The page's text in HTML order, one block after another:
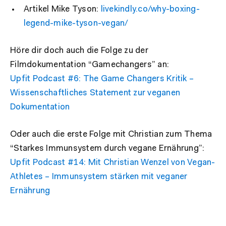
Artikel Mike Tyson:
livekindly.co/why-boxing-
legend-mike-tyson-vegan/
Höre dir doch auch die Folge zu der
Filmdokumentation “Gamechangers” an:
Upfit Podcast #6: The Game Changers Kritik –
Wissenschaftliches Statement zur veganen
Dokumentation
Oder auch die erste Folge mit Christian zum Thema
“Starkes Immunsystem durch vegane Ernährung”:
Upfit Podcast #14: Mit Christian Wenzel von Vegan-
Athletes – Immunsystem stärken mit veganer
Ernährung